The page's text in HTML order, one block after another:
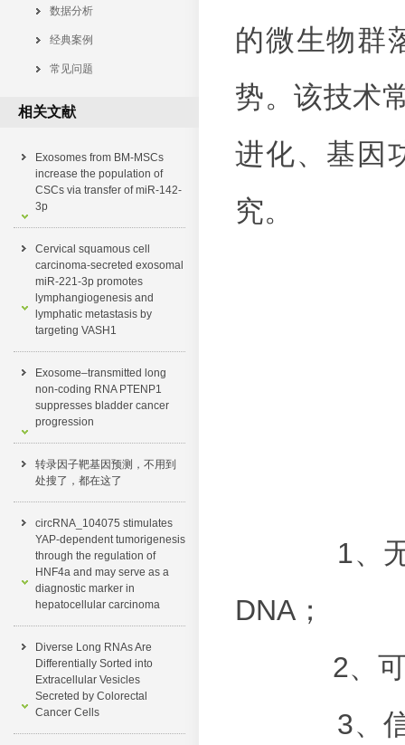
数据分析
经典案例
常见问题
相关文献
Exosomes from BM-MSCs
increase the population of
CSCs via transfer of miR-142-
3p
Cervical squamous cell
carcinoma-secreted exosomal
miR-221-3p promotes
lymphangiogenesis and
lymphatic metastasis by
targeting VASH1
Exosome–transmitted long
non-coding RNA PTENP1
suppresses bladder cancer
progression
转录因子靶基因预测，不用到
处搜了，都在这了​
circRNA_104075 stimulates
YAP-dependent tumorigenesis
through the regulation of
HNF4a and may serve as a
diagnostic marker in
hepatocellular carcinoma
Diverse Long RNAs Are
Differentially Sorted into
Extracellular Vesicles
Secreted by Colorectal
Cancer Cells
的微生物群
势。该技术
进化、基因
究。
1、
DNA；
2、
3、